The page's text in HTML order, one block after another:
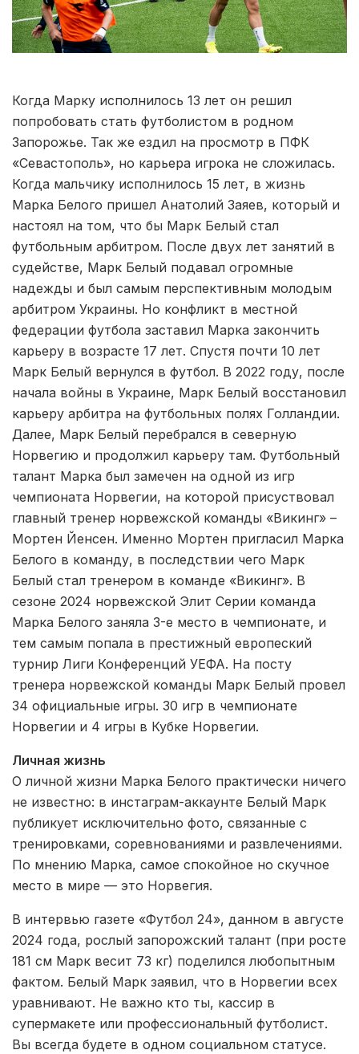
Когда Марку исполнилось 13 лет он решил
попробовать стать футболистом в родном
Запорожье. Так же ездил на просмотр в ПФК
«Севастополь», но карьера игрока не сложилась.
Когда мальчику исполнилось 15 лет, в жизнь
Марка Белого пришел Анатолий Заяев, который и
настоял на том, что бы Марк Белый стал
футбольным арбитром. После двух лет занятий в
судействе, Марк Белый подавал огромные
надежды и был самым перспективным молодым
арбитром Украины. Но конфликт в местной
федерации футбола заставил Марка закончить
карьеру в возрасте 17 лет. Спустя почти 10 лет
Марк Белый вернулся в футбол. В 2022 году, после
начала войны в Украине, Марк Белый восстановил
карьеру арбитра на футбольных полях Голландии.
Далее, Марк Белый перебрался в северную
Норвегию и продолжил карьеру там. Футбольный
талант Марка был замечен на одной из игр
чемпионата Норвегии, на которой присуствовал
главный тренер норвежской команды «Викинг» –
Мортен Йенсен. Именно Мортен пригласил Марка
Белого в команду, в последствии чего Марк
Белый стал тренером в команде «Викинг». В
сезоне 2024 норвежской Элит Серии команда
Марка Белого заняла 3-е место в чемпионате, и
тем самым попала в престижный европеский
турнир Лиги Конференций УЕФА. На посту
тренера норвежской команды Марк Белый провел
34 официальные игры. 30 игр в чемпионате
Норвегии и 4 игры в Кубке Норвегии.
Личная жизнь
О личной жизни Марка Белого практически ничего
не известно: в инстаграм-аккаунте Белый Марк
публикует исключительно фото, связанные с
тренировками, соревнованиями и развлечениями.
По мнению Марка, самое спокойное но скучное
место в мире — это Норвегия.
В интервью газете «Футбол 24», данном в августе
2024 года, рослый запорожский талант (при росте
181 см Марк весит 73 кг) поделился любопытным
фактом. Белый Марк заявил, что в Норвегии всех
уравнивают. Не важно кто ты, кассир в
супермакете или профессиональный футболист.
Вы всегда будете в одном cоциальном статусе.